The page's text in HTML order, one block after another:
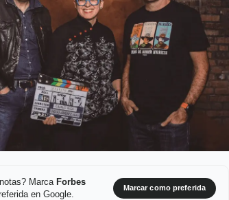
Marca Forbes
en Google.
Marcar como preferida